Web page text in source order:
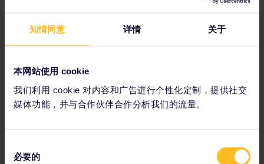
知情同意 详情 关于
本网站使用 cookie
我们利用 cookie 对内容和广告进行个性化定制，提供社交
媒体功能，并与合作伙伴合作分析我们的流量。
必要的